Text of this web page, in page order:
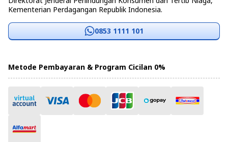
Kementerian Perdagangan Republik Indonesia.
0853 1111 101
Metode Pembayaran & Program Cicilan 0%